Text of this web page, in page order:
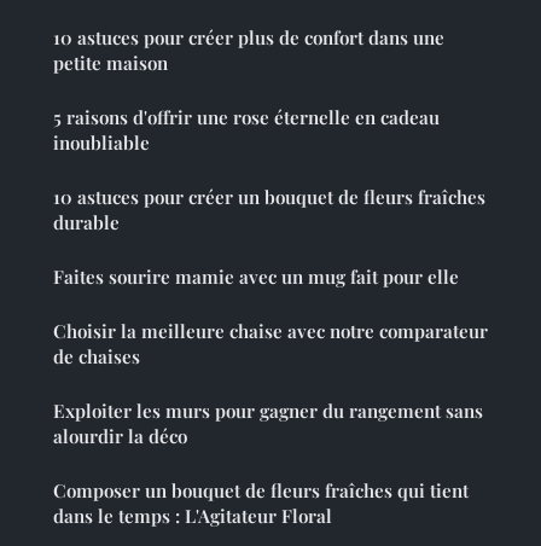
10 astuces pour créer plus de confort dans une
petite maison
5 raisons d'offrir une rose éternelle en cadeau
inoubliable
10 astuces pour créer un bouquet de fleurs fraîches
durable
Faites sourire mamie avec un mug fait pour elle
Choisir la meilleure chaise avec notre comparateur
de chaises
Exploiter les murs pour gagner du rangement sans
alourdir la déco
Composer un bouquet de fleurs fraîches qui tient
dans le temps : L'Agitateur Floral